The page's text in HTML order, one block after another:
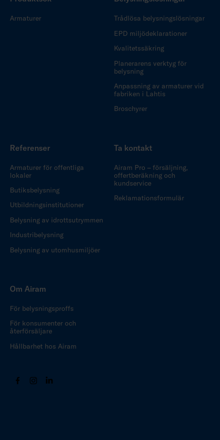
Armaturer
Trådlösa belysningslösningar
EPD miljödeklarationer
Kvalitetssäkring
Planerarens verktyg för
belysning
Anpassning av armaturer vid
fabriken i Lahtis
Broschyrer
Referenser
Armaturer för offentliga
lokaler
Butiksbelysning
Utbildningsinstitutioner
Belysning av idrottsutrymmen
Industribelysning
Belysning av utomhusmiljöer
Ta kontakt
Airam Pro – försäljning,
offertberäkning och
kundservice
Reklamationsformulär
Om Airam
För belysningsproffs
För konsumenter och
återförsäljare
Hållbarhet hos Airam